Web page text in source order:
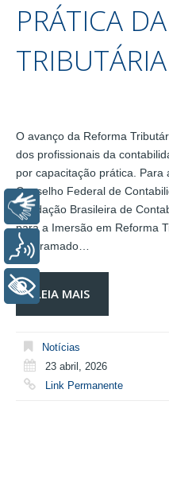
PRÁTICA
TRIBUTÁRIA
O avanço da Reforma
dos profissionais da
por capacitação prática.
Conselho Federal de
Fundação Brasileira de
para a Imersão em Reforma
Programado…
LEIA MAIS
Notícias
23 abril, 2026
Link Permanente
Libras
Voz